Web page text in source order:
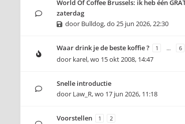
World Of Coffee Brussels: ik heb één
zaterdag
door Bulldog,do 25 jun 2026, 22:30
Waar drink je de beste koffie ? 1 … 6
door karel,wo 15 okt 2008, 14:47
Snelle introductie
door Law_R,wo 17 jun 2026, 11:18
Voorstellen 1 2